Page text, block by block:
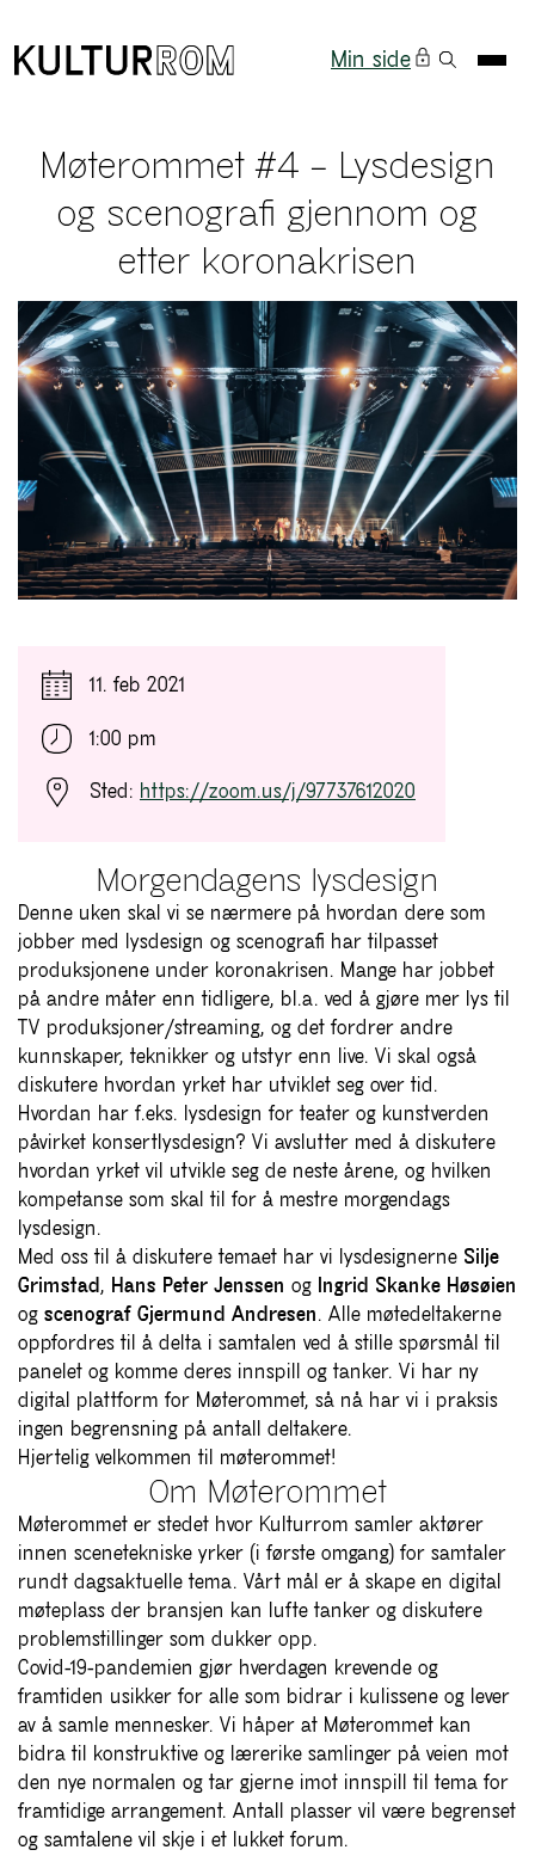
Min side
Møterommet #4 – Lysdesign
og scenografi gjennom og
etter koronakrisen
11. feb 2021
1:00 pm
Sted: https://zoom.us/j/97737612020
Morgendagens lysdesign
Denne uken skal vi se nærmere på hvordan dere som
jobber med lysdesign og scenografi har tilpasset
produksjonene under koronakrisen. Mange har jobbet
på andre måter enn tidligere, bl.a. ved å gjøre mer lys til
TV produksjoner/streaming, og det fordrer andre
kunnskaper, teknikker og utstyr enn live. Vi skal også
diskutere hvordan yrket har utviklet seg over tid.
Hvordan har f.eks. lysdesign for teater og kunstverden
påvirket konsertlysdesign? Vi avslutter med å diskutere
hvordan yrket vil utvikle seg de neste årene, og hvilken
kompetanse som skal til for å mestre morgendags
lysdesign.
Med oss til å diskutere temaet har vi lysdesignerne Silje
Grimstad, Hans Peter Jenssen og Ingrid Skanke Høsøien
og scenograf Gjermund Andresen. Alle møtedeltakerne
oppfordres til å delta i samtalen ved å stille spørsmål til
panelet og komme deres innspill og tanker. Vi har ny
digital plattform for Møterommet, så nå har vi i praksis
ingen begrensning på antall deltakere.
Hjertelig velkommen til møterommet!
Om Møterommet
Møterommet er stedet hvor Kulturrom samler aktører
innen scenetekniske yrker (i første omgang) for samtaler
rundt dagsaktuelle tema. Vårt mål er å skape en digital
møteplass der bransjen kan lufte tanker og diskutere
problemstillinger som dukker opp.
Covid-19-pandemien gjør hverdagen krevende og
framtiden usikker for alle som bidrar i kulissene og lever
av å samle mennesker. Vi håper at Møterommet kan
bidra til konstruktive og lærerike samlinger på veien mot
den nye normalen og tar gjerne imot innspill til tema for
framtidige arrangement. Antall plasser vil være begrenset
og samtalene vil skje i et lukket forum.